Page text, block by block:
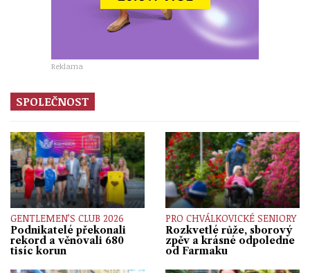
Reklama
SPOLEČNOST
GENTLEMEN’S CLUB 2026
Podnikatelé překonali
rekord a věnovali 680
tisíc korun
PRO CHVÁLKOVICKÉ SENIORY
Rozkvetlé růže, sborový
zpěv a krásné odpoledne
od Farmaku